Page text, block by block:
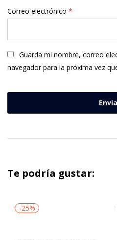
Correo electrónico *
Guarda mi nombre, correo
navegador para la próxima vez
Te podría gustar:
-25%